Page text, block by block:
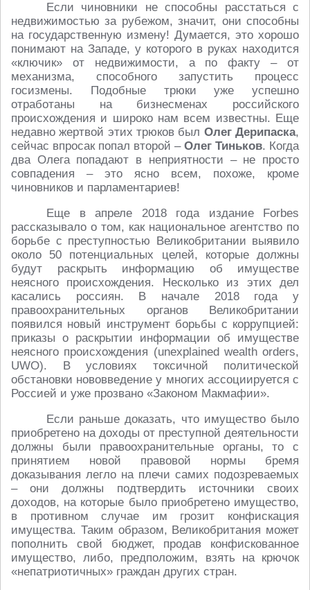
Если чиновники не способны расстаться с
недвижимостью за рубежом, значит, они способны
на государственную измену! Думается, это хорошо
понимают на Западе, у которого в руках находится
«ключик» от недвижимости, а по факту – от
механизма, способного запустить процесс
госизмены. Подобные трюки уже успешно
отработаны на бизнесменах российского
происхождения и широко нам всем известны. Еще
недавно жертвой этих трюков был Олег Дерипаска,
сейчас впросак попал второй – Олег Тиньков. Когда
два Олега попадают в неприятности – не просто
совпадения – это ясно всем, похоже, кроме
чиновников и парламентариев!
Еще в апреле 2018 года издание Forbes
рассказывало о том, как национальное агентство по
борьбе с преступностью Великобритании выявило
около 50 потенциальных целей, которые должны
будут раскрыть информацию об имуществе
неясного происхождения. Несколько из этих дел
касались россиян. В начале 2018 года у
правоохранительных органов Великобритании
появился новый инструмент борьбы с коррупцией:
приказы о раскрытии информации об имуществе
неясного происхождения (unexplained wealth orders,
UWO). В условиях токсичной политической
обстановки нововведение у многих ассоциируется с
Россией и уже прозвано «Законом Макмафии».
Если раньше доказать, что имущество было
приобретено на доходы от преступной деятельности
должны были правоохранительные органы, то с
принятием новой правовой нормы бремя
доказывания легло на плечи самих подозреваемых
– они должны подтвердить источники своих
доходов, на которые было приобретено имущество,
в противном случае им грозит конфискация
имущества. Таким образом, Великобритания может
пополнить свой бюджет, продав конфискованное
имущество, либо, предположим, взять на крючок
«непатриотичных» граждан других стран.